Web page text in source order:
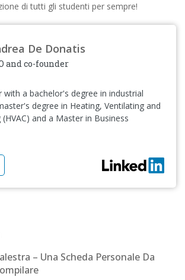
di tutti gli studenti per sempre!
De Donatis
and co-founder
with a bachelor's degree in industrial
degree in Heating, Ventilating and
and a Master in Business
– Una Scheda Personale Da